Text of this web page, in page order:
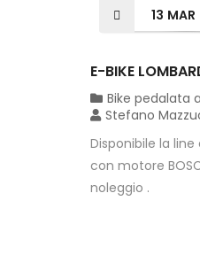
13 MAR
E-BIKE
Bike pedalata
Stefano
Disponibile la line
con motore
noleggio .